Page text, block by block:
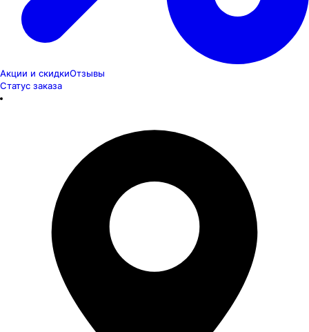
Акции и скидкиОтзывы
Статус заказа